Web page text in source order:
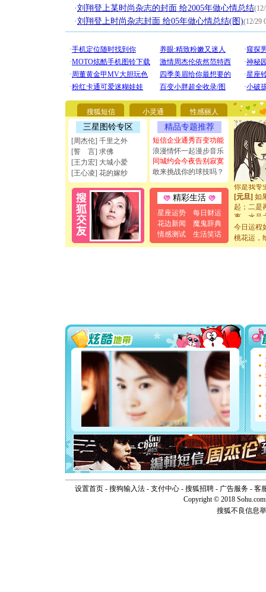
·刘翔登上某时尚杂志的封面 给2005年做心情总结
·刘翔登上时尚杂志封面 给05年做心情总结(图)(12/29
搜狐短信 小灵通 性感丽人
三星图铃专区
[周杰伦] 千里之外
[誓 言] 求佛
[王力宏] 大城小爱
[王心凌] 花的嫁纱
精品专题推荐
短信企业通秀百变功能
浪漫情怀一起漫步音乐
同城约会今夜告别寂寞
敢来挑战你的球技吗？
精彩生活
星座运势
每日财运
花边新闻
魔鬼辞典
情感测试
生活笑话
[圣诞节]
你太多
要平安！
[圣诞节]
能正大光
天都要快
[圣诞节]
如意,快
[元旦]看
断电。爱
你是我专
[元旦]如
起；二是
离。水晶
泣，这痛
卖了。水
要平安！
[圣诞节]
能正大
天都要快
[圣诞节]
如意,快
[元旦]
看
断电。
你是我
[元旦] 如
起；二是
离。水晶
[元旦]当
泣，这痛
卖了。水
[春节]风
颜！冬去
道一声平
[春节]传
今日运程
桃花运，
设置首页- 搜狗输入法- 支付中心- 搜狐招聘- 广告服务- 客
Copyright © 2018
搜狐不良信息